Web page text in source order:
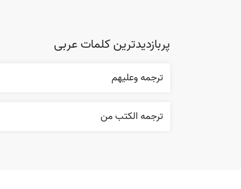
پربازدیدترین کلمات عربی
ترجمه وعليهم
ترجمه الکتب من